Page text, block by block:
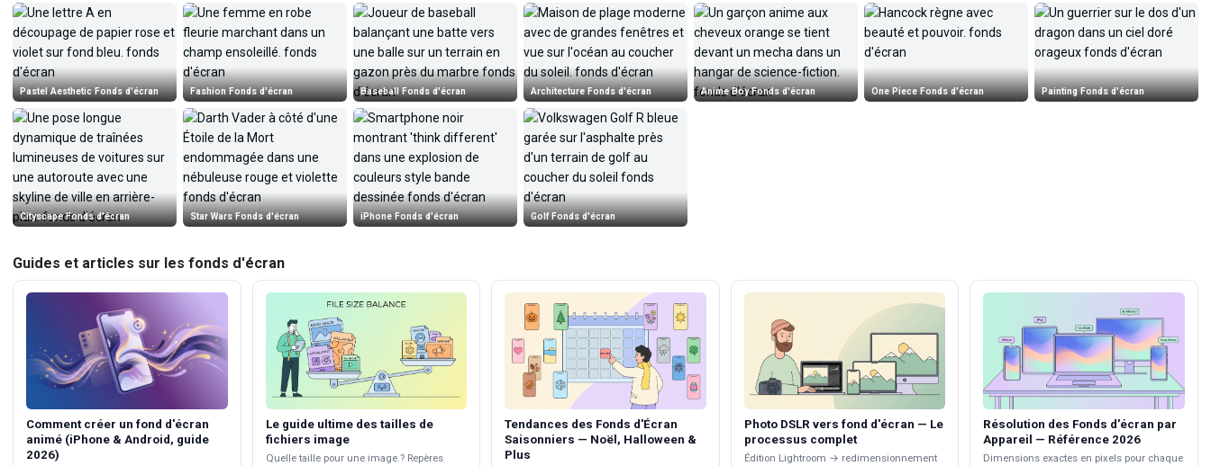
Pastel Aesthetic Fonds d'écran Fashion Fonds d'écran Baseball Fonds d'écran Architecture Fonds d'écran Anime Boy Fonds d'écran One Piece Fonds d'écran Painting Fonds d'écran
Cityscape Fonds d'écran Star Wars Fonds d'écran iPhone Fonds d'écran Golf Fonds d'écran
Guides et articles sur les fonds d'écran
Comment créer un fond d'écran
animé (iPhone & Android, guide
2026)
Le guide ultime des tailles de
fichiers image
Quelle taille pour une image ? Repères
Tendances des Fonds d'Écran
Saisonniers — Noël, Halloween &
Plus
Photo DSLR vers fond d'écran — Le
processus complet
Édition Lightroom → redimensionnement
Résolution des Fonds d'écran par
Appareil — Référence 2026
Dimensions exactes en pixels pour chaque